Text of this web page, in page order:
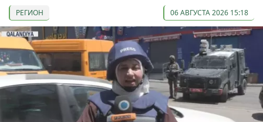
РЕГИОН 06 АВГУСТА 2026 15:18